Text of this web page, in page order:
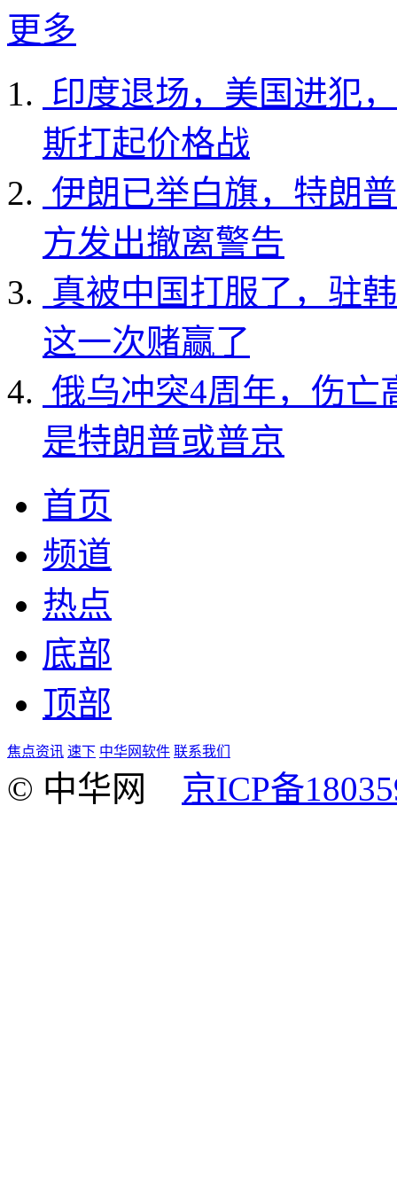
更多
印度退场，美国进犯
斯打起价格战
伊朗已举白旗，特朗
方发出撤离警告
真被中国打服了，驻
这一次赌赢了
俄乌冲突4周年，伤亡
是特朗普或普京
首页
频道
热点
底部
顶部
焦点资讯 速下 中华网软件 联系我们
© 中华网 京ICP备